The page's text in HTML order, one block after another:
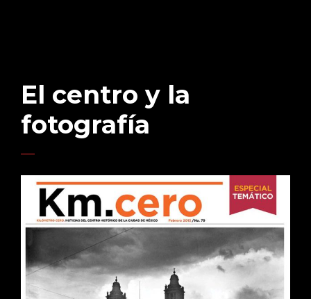
El centro y la
fotografía